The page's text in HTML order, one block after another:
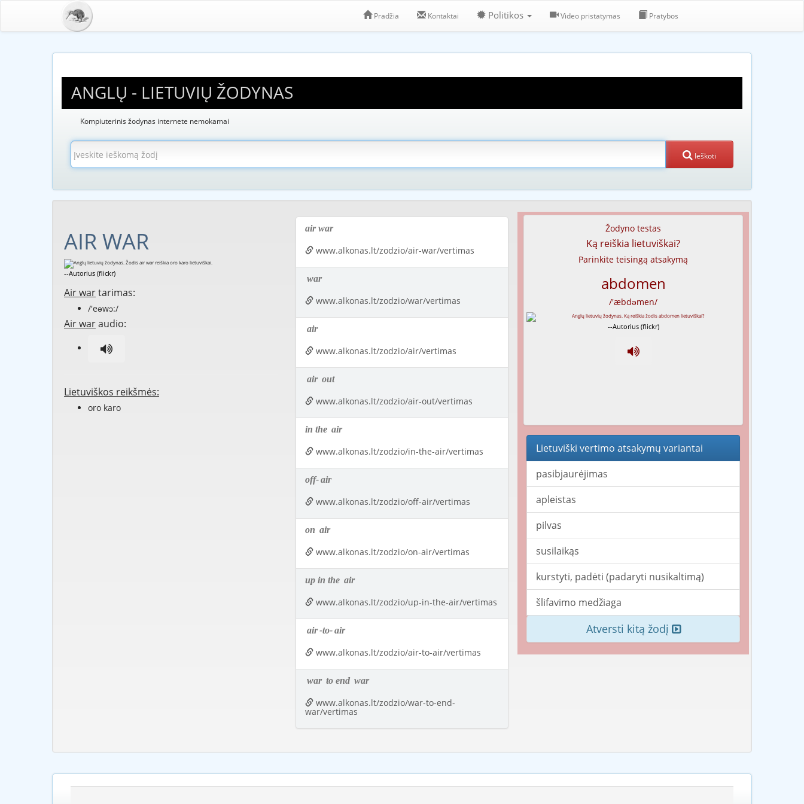
Pradžia Kontaktai Politikos Video pristatymas Pratybos
ANGLŲ - LIETUVIŲ ŽODYNAS
Kompiuterinis žodynas internete nemokamai
Ieškoti
AIR WAR
--Autorius (flickr)
Air wartarimas:
/'eəwɔ:/
Air waraudio:
Lietuviškos reikšmės:
oro karo
air war
www.alkonas.lt/zodzio/air-war/vertimas
war
www.alkonas.lt/zodzio/war/vertimas
air
www.alkonas.lt/zodzio/air/vertimas
air out
www.alkonas.lt/zodzio/air-out/vertimas
in the air
www.alkonas.lt/zodzio/in-the-air/vertimas
off-air
www.alkonas.lt/zodzio/off-air/vertimas
on air
www.alkonas.lt/zodzio/on-air/vertimas
up in the air
www.alkonas.lt/zodzio/up-in-the-air/vertimas
air-to-air
www.alkonas.lt/zodzio/air-to-air/vertimas
war to end war
www.alkonas.lt/zodzio/war-to-end-
war/vertimas
Žodyno testas
Ką reiškia lietuviškai?
Parinkite teisingą atsakymą
abdomen
/'æbdəmen/
--Autorius (flickr)
Lietuviški vertimo atsakymų variantai
pasibjaurėjimas
apleistas
pilvas
susilaikąs
kurstyti, padėti (padaryti nusikaltimą)
šlifavimo medžiaga
Atversti kitą žodį